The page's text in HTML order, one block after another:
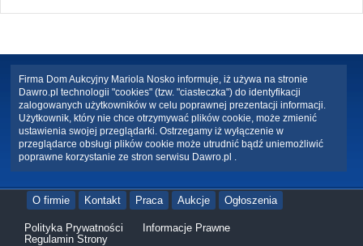
Firma Dom Aukcyjny Mariola Nosko informuje, iż używa na stronie
Dawro.pl technologii "cookies" (tzw. "ciasteczka") do identyfikacji
zalogowanych użytkowników w celu poprawnej prezentacji informacji.
Użytkownik, który nie chce otrzymywać plików cookie, może zmienić
ustawienia swojej przeglądarki. Ostrzegamy iż wyłączenie w
przeglądarce obsługi plików cookie może utrudnić bądź uniemożliwić
poprawne korzystanie ze stron serwisu Dawro.pl .
O firmie Kontakt Praca Aukcje Ogłoszenia
Polityka Prywatności
Informacje Prawne
Regulamin Strony